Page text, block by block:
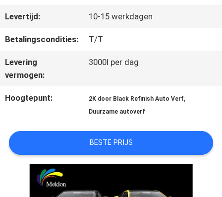
ONS
NIEUWS
VRAAG
EEN
OFFERTE
AAN
SITEMAP
Levertijd: 10-15 werkdagen
Betalingscondities: T/T
Levering
vermogen:
3000l per dag
Hoogtepunt: 2K door Black Refinish Auto Verf,
Duurzame autoverf
BESTE PRIJS